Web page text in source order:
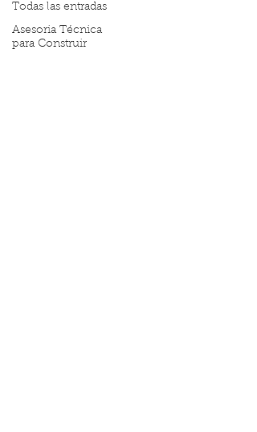
Todas las entradas
Asesoria Técnica
para Construir